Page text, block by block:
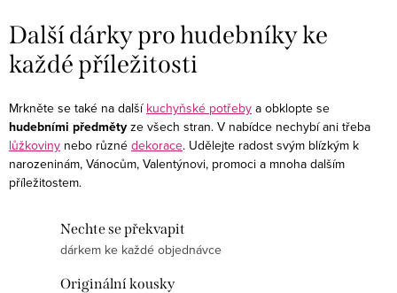
Další dárky pro hudebníky ke
každé příležitosti
Mrkněte se také na další kuchyňské potřeby a obklopte se
hudebními předměty ze všech stran. V nabídce nechybí ani třeba
lůžkoviny nebo různé dekorace. Udělejte radost svým blízkým k
narozeninám, Vánocům, Valentýnovi, promoci a mnoha dalším
příležitostem.
Nechte se překvapit
dárkem ke každé objednávce
Originální kousky